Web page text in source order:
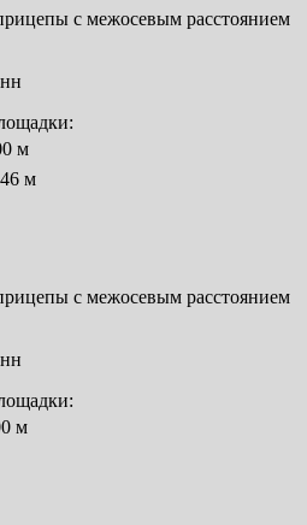
с межосевым расстоянием
м
м
с межосевым расстоянием
м